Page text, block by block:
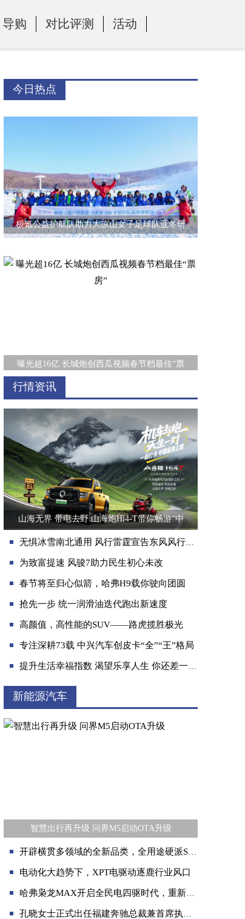
导购 对比评测 活动
今日热点
极氪公益护航队助力大凉山女子足球队亚冬研
曝光超16亿 长城炮创西瓜视频春节档最佳“票
恪守匠心，风行T5盛世款铸就军工级品质
十万级运动“小钢炮”来了！艾瑞泽5 GT点燃年
行情资讯
山海无界 带电去野 山海炮Hi4-T带你畅游“中
无惧冰雪南北通用 风行雷霆宣告东风风行“光合未来”的时代到来
为致富提速 风骏7助力民生初心未改
春节将至归心似箭，哈弗H9载你驶向团圆
抢先一步 统一润滑油迭代跑出新速度
高颜值，高性能的SUV——路虎揽胜极光
专注深耕73载 中兴汽车创皮卡“全”“王”格局
提升生活幸福指数 渴望乐享人生 你还差一辆哈弗神兽
新能源汽车
智慧出行再升级 问界M5启动OTA升级
开辟横贯多领域的全新品类，全用途硬派SUV新哈弗H5即将上市
电动化大趋势下，XPT电驱动逐鹿行业风口
哈弗枭龙MAX开启全民电四驱时代，重新定义新能源SUV价值标杆
孔晓女士正式出任福建奔驰总裁兼首席执行官